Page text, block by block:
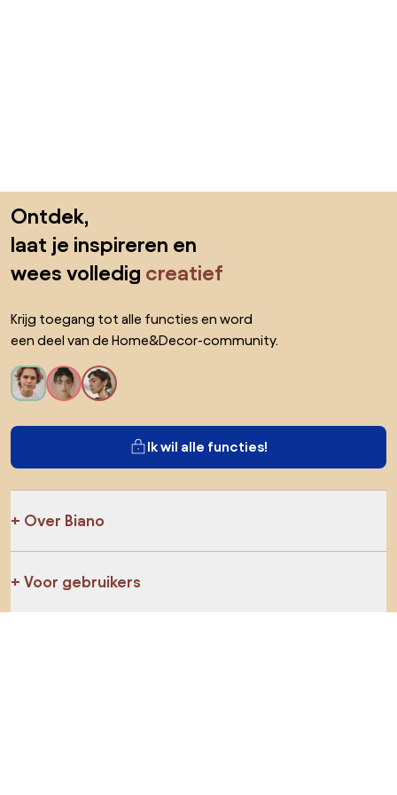
Ontdek,
laat je inspireren en
wees volledig creatief
Krijg toegang tot alle functies en word
een deel van de Home&Decor-community.
Ik wil alle functies!
Over Biano
Voor gebruikers